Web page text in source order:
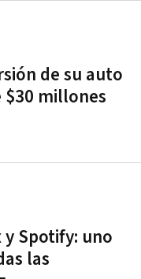
de su auto
$30 millones
y Spotify: uno
las